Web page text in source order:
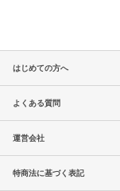
はじめての方へ
よくある質問
運営会社
特商法に基づく表記